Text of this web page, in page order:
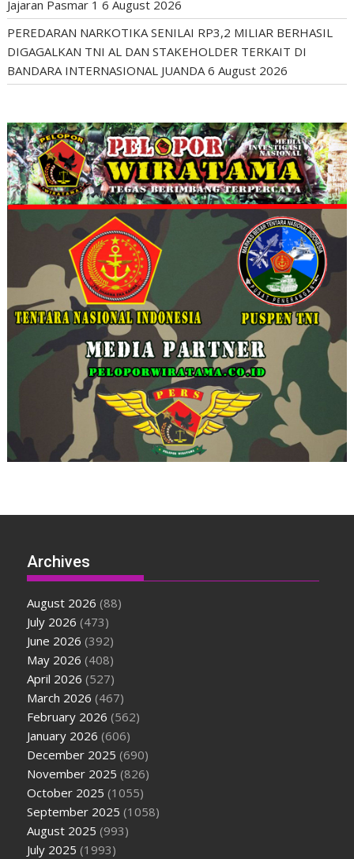
Jajaran Pasmar 1 6 August 2026
PEREDARAN NARKOTIKA SENILAI RP3,2 MILIAR BERHASIL
DIGAGALKAN TNI AL DAN STAKEHOLDER TERKAIT DI
BANDARA INTERNASIONAL JUANDA 6 August 2026
Archives
August 2026 (88)
July 2026 (473)
June 2026 (392)
May 2026 (408)
April 2026 (527)
March 2026 (467)
February 2026 (562)
January 2026 (606)
December 2025 (690)
November 2025 (826)
October 2025 (1055)
September 2025 (1058)
August 2025 (993)
July 2025 (1993)